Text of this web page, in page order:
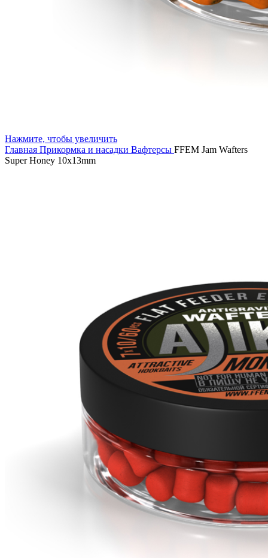
Нажмите, чтобы увеличить
Главная Прикормка и насадки Вафтерсы FFEM Jam Wafters
Super Honey 10x13mm